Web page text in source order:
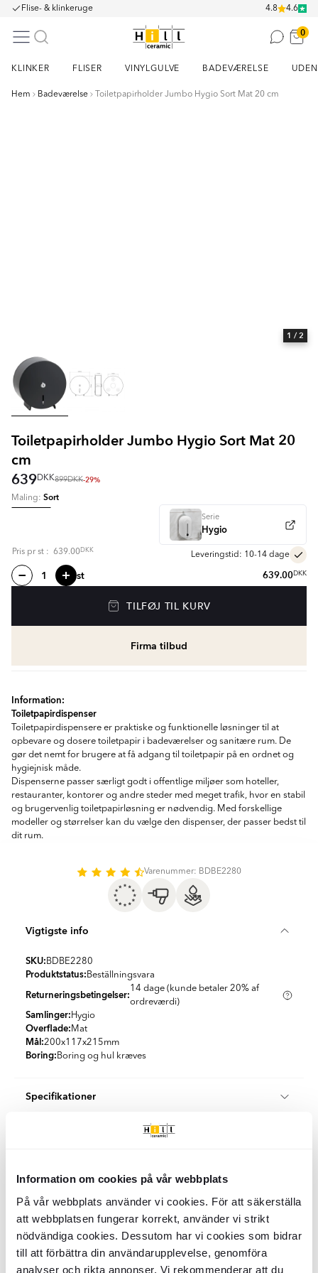
Information om cookies på vår webbplats
På vår webbplats använder vi cookies. För att säkerställa
att webbplatsen fungerar korrekt, använder vi strikt
nödvändiga cookies. Dessutom har vi cookies som bidrar
till att förbättra din användarupplevelse, genomföra
analyser och rikta annonser. Vi rekommenderar att du
Flise- & klinkeruge 4.8 4.6
0
KLINKER FLISER VINYLGULVE BADEVÆRELSE
Hem Badeværelse Toiletpapirholder Jumbo Hygio Sort Mat 20 cm
1 / 2
Toiletpapirholder Jumbo Hygio Sort Mat 20
cm
639DKK899DKK-29%
Maling: Sort
Serie
Hygio
Pris pr st : 639.00DKK
Leveringstid: 10-14 dage
st 639.00DKK
TILFØJ TIL KURV
Firma tilbud
Information:
Toiletpapirdispenser
Toiletpapirdispensere er praktiske og funktionelle løsninger til at
opbevare og dosere toiletpapir i badeværelser og sanitære rum. De
gør det nemt for brugere at få adgang til toiletpapir på en ordnet og
hygiejnisk måde.
Dispenserne passer særligt godt i offentlige miljøer som hoteller,
restauranter, kontorer og andre steder med meget trafik, hvor en stabil
og brugervenlig toiletpapirløsning er nødvendig. Med forskellige
modeller og størrelser kan du vælge den dispenser, der passer bedst til
dit rum.
Varenummer: BDBE2280
Vigtigste info
SKU: BDBE2280
Produktstatus: Beställningsvara
Returneringsbetingelser:14 dage (kunde betaler 20% af
ordreværdi)
Samlinger: Hygio
Overflade: Mat
Mål:200x117x215mm
Boring: Boring og hul kræves
Specifikationer
Rustfrit Stål
KG per Kasse:0.86
Når du handler hos Hill Ceramic, køber du certificerede
produkter af højeste klasse, der opfylder svenske
byggestandarder.
Hill Ceramic tilbyder kvalitets- og certificerede
Klimakompenseret levering
Vi tilbyder 100 % klimakompenserede leveringer i samarbejde
med DHL og DSV i Danmark og Sverige.
Alle produkter fra kategorien "Badeværelsestilbehør"